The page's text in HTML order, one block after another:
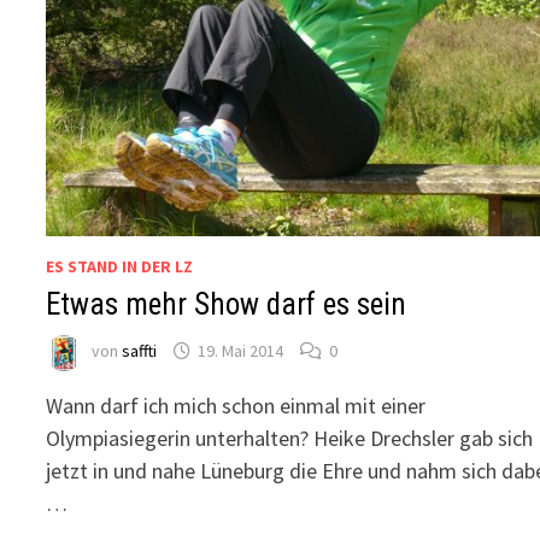
ES STAND IN DER LZ
Etwas mehr Show darf es sein
vonsaffti 19. Mai 2014 0
Wann darf ich mich schon einmal mit einer
Olympiasiegerin unterhalten? Heike Drechsler gab sich
jetzt in und nahe Lüneburg die Ehre und nahm sich
…